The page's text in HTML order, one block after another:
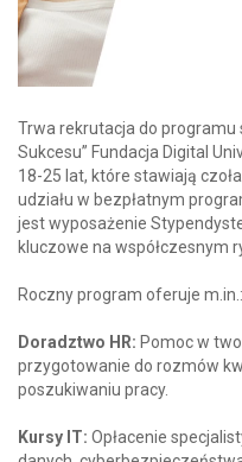
Trwa rekrutacja do
Sukcesu” Fundacja Digital
18-25 lat, które stawiają
udziału w bezpłatnym
jest wyposażenie
kluczowe na współczesnym
Roczny program oferuje m.in.:
Doradztwo HR: Pomoc w
przygotowanie do rozmów
poszukiwaniu pracy.
Kursy IT: Opłacenie